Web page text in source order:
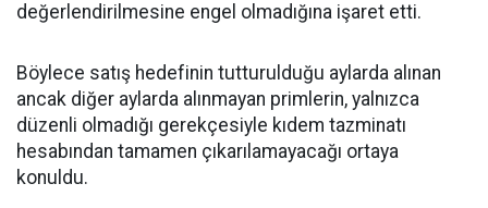
değerlendirilmesine engel olmadığına işaret etti.
Böylece satış hedefinin tutturulduğu aylarda alınan
ancak diğer aylarda alınmayan primlerin, yalnızca
düzenli olmadığı gerekçesiyle kıdem tazminatı
hesabından tamamen çıkarılamayacağı ortaya
konuldu.